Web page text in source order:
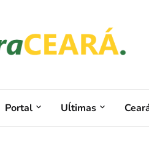
Portal Uĺtimas